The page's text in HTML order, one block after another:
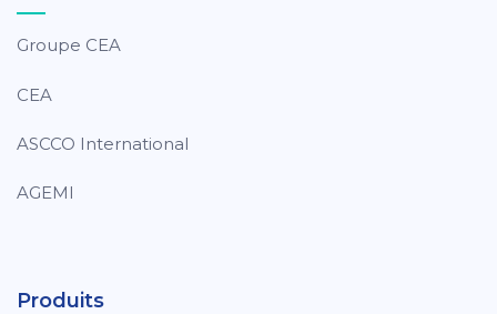
Groupe CEA
CEA
ASCCO International
AGEMI
Produits